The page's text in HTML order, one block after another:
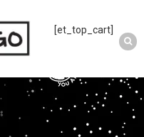
[et_top_cart]